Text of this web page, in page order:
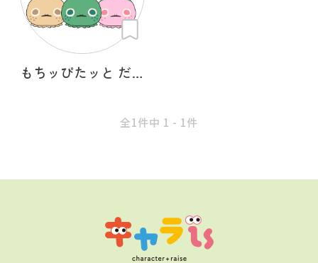
もちッぴたッと だんごうお
全1件中 1 - 1件